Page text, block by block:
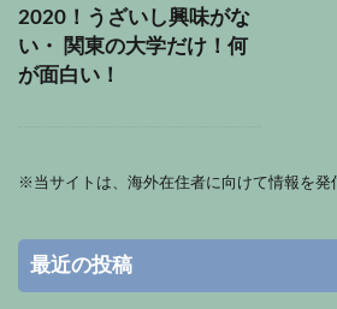
2020！うざいし興味がな
い・ 関東の大学だけ！何
が面白い！
※ 当サイトは、海外在住者に向けて情報を発
最近の投稿